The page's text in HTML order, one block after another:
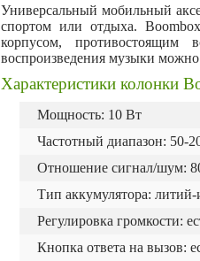
Универсальный мобильный
спортом или отдыха.
корпусом,
воспроизведения музыки можно
Характеристики колонки
Мощность: 10 Вт
Частотный диапазон: 50-
Отношение сигнал/шум:
Тип аккумулятора:
Регулировка громкости:
Кнопка ответа на вызов: